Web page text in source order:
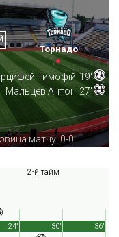
Торнадо
Тимофій 19'
Мальцев Антон 27'
матчу: 0-0
2-й тайм
36'
24' 30'